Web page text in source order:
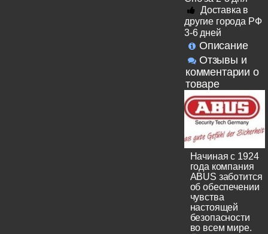
Доставка в
другие города РФ
3-6 дней
Описание
Отзывы и
комментарии о
товаре
Начиная с 1924
года компания
ABUS заботится
об обеспечении
чувства
настоящей
безопасности
во всем мире.